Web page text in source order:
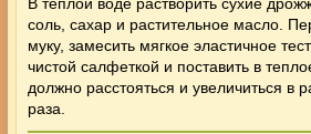
соль, сахар и растительное масло.
муку, замесить мягкое эластичное
чистой салфеткой и поставить в
должно расстояться и увеличиться в
раза.